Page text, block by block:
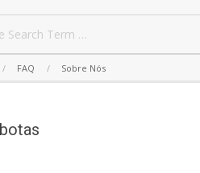
FAQ Sobre Nós
botas